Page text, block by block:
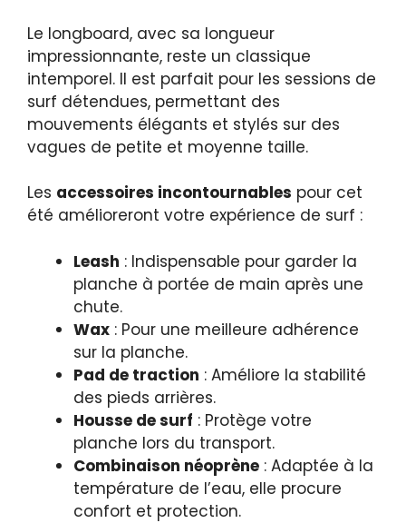
Le longboard, avec sa longueur
impressionnante, reste un classique
intemporel. Il est parfait pour les sessions de
surf détendues, permettant des
mouvements élégants et stylés sur des
vagues de petite et moyenne taille.
Les accessoires incontournables pour cet
été amélioreront votre expérience de surf :
Leash : Indispensable pour garder la
planche à portée de main après une
chute.
Wax : Pour une meilleure adhérence
sur la planche.
Pad de traction : Améliore la stabilité
des pieds arrières.
Housse de surf : Protège votre
planche lors du transport.
Combinaison néoprène : Adaptée à la
température de l’eau, elle procure
confort et protection.